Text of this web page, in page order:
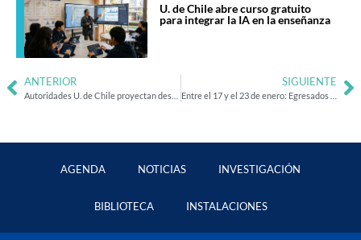
U. de Chile abre curso gratuito
para integrar la IA en la enseñanza
ANTERIOR SIGUIENTE
AGENDA NOTICIAS INVESTIGACIÓN
BIBLIOTECA INSTALACIONES